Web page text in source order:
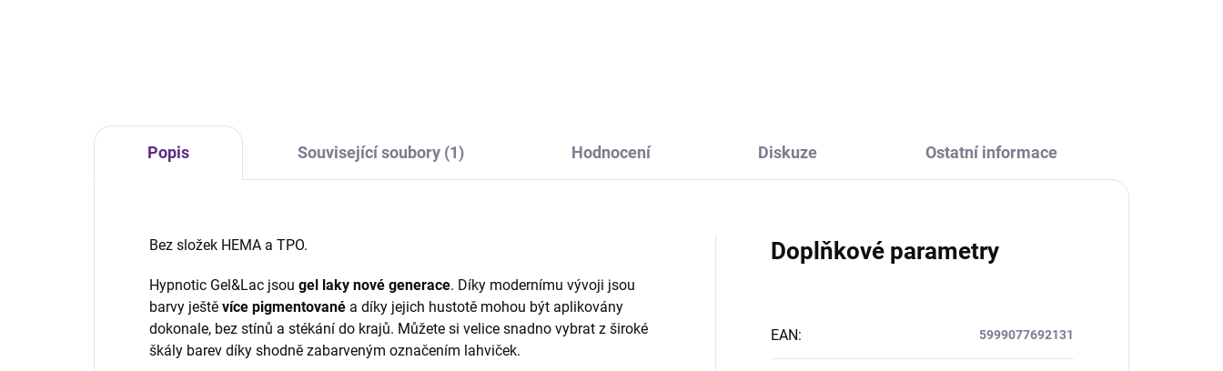
Popis Související soubory (1) Hodnocení Diskuze Ostatní informace
Bez složek HEMA a TPO.
Hypnotic Gel&Lac jsou gel laky nové generace. Díky modernímu vývoji jsou
barvy ještě více pigmentované a díky jejich hustotě mohou být aplikovány
dokonale, bez stínů a stékání do krajů. Můžete si velice snadno vybrat z široké
škály barev díky shodně zabarveným označením lahviček.
Doplňkové parametry
EAN: 5999077692131